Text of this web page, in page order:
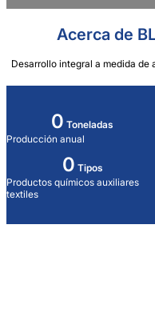
Acerca de
Desarrollo integral a medida
0 Toneladas
Producción anual
0 Tipos
Productos químicos auxiliares
textiles